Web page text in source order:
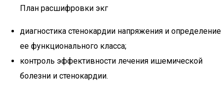
План расшифровки экг
диагностика стенокардии напряжения и определение
ее функционального класса;
контроль эффективности лечения ишемической
болезни и стенокардии.